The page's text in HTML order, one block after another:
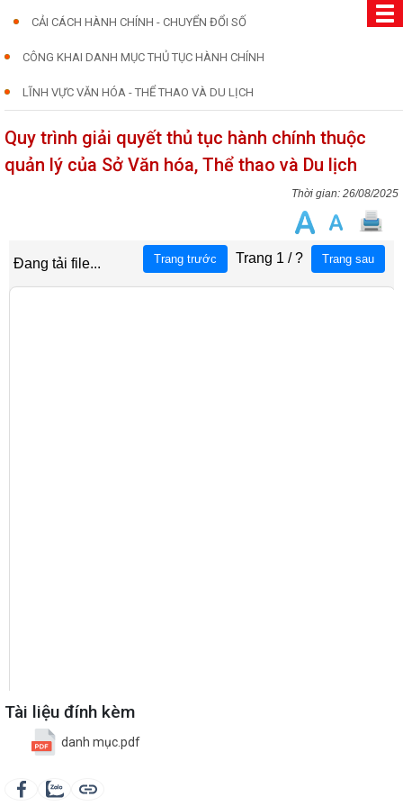
CẢI CÁCH HÀNH CHÍNH - CHUYỂN ĐỔI SỐ
CÔNG KHAI DANH MỤC THỦ TỤC HÀNH CHÍNH
LĨNH VỰC VĂN HÓA - THỂ THAO VÀ DU LỊCH
Quy trình giải quyết thủ tục hành chính thuộc
quản lý của Sở Văn hóa, Thể thao và Du lịch
26/08/2025
Tài liệu đính kèm
danh mục.pdf